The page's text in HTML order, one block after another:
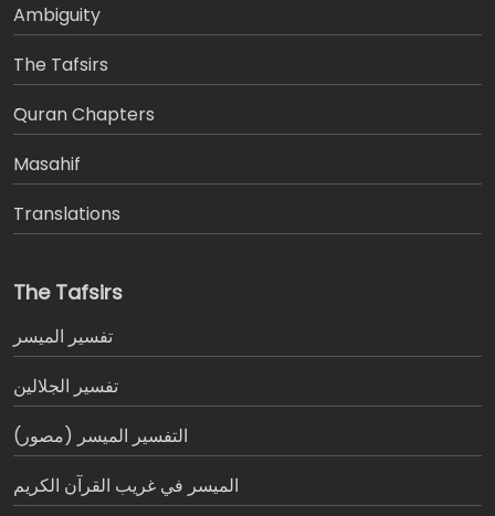
Ambiguity
The Tafsirs
َQuran Chapters
Masahif
Translations
The Tafsirs
تفسير المیسر
تفسير الجلالين
التفسير الميسر (مصور)
الميسر في غريب القرآن الكريم